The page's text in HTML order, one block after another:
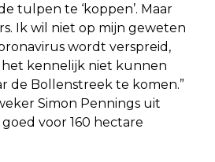
tulpen te ‘koppen’. Maar
Ik wil niet op mijn geweten
wordt verspreid,
kennelijk niet kunnen
de Bollenstreek te komen.”
Simon Pennings uit
voor 160 hectare